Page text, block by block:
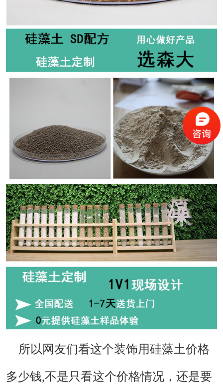
所以网友们看这个装饰用硅藻土价格
多少钱,不是只看这个价格情况，还是要